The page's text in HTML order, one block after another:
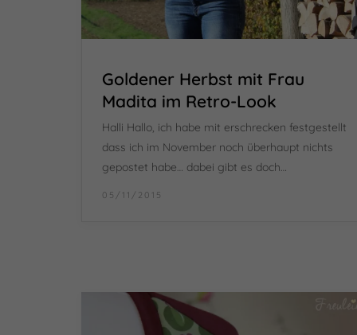
Goldener Herbst mit Frau
Madita im Retro-Look
Halli Hallo, ich habe mit erschrecken festgestellt
dass ich im November noch überhaupt nichts
gepostet habe… dabei gibt es doch…
05/11/2015